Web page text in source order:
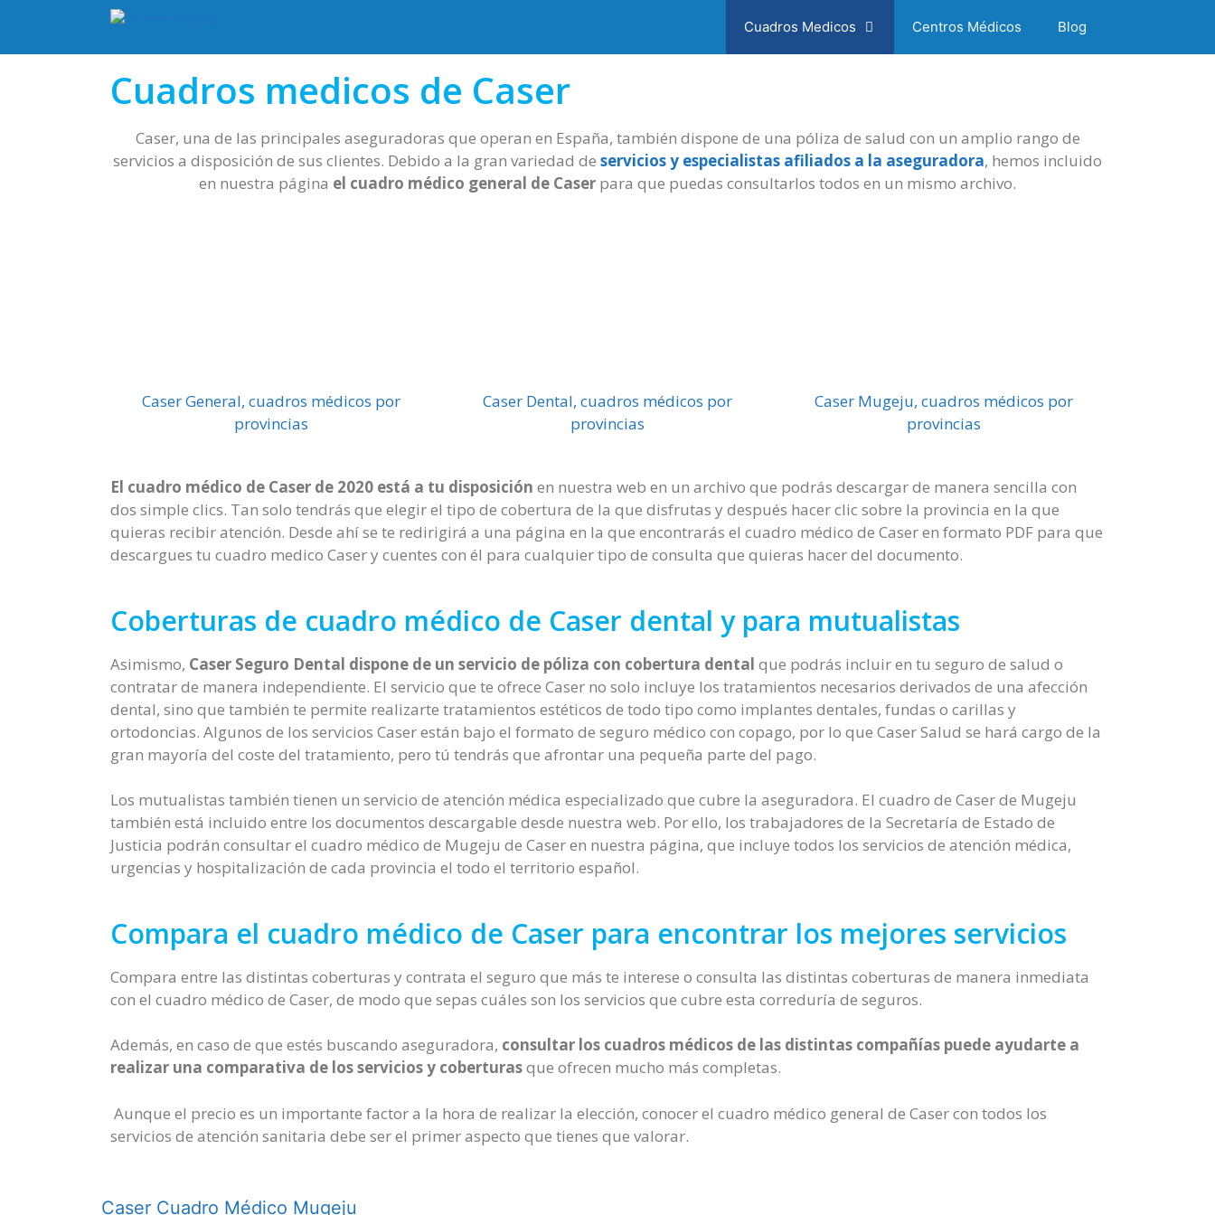
Cuadros Medicos Centros Médicos Blog
Cuadros medicos de Caser
Caser, una de las principales aseguradoras que operan en España, también dispone de una póliza de salud con un amplio rango de
servicios a disposición de sus clientes. Debido a la gran variedad de servicios y especialistas afiliados a la aseguradora, hemos incluido
en nuestra página el cuadro médico general de Caser para que puedas consultarlos todos en un mismo archivo.
Caser General, cuadros médicos por
provincias
Caser Dental, cuadros médicos por
provincias
Caser Mugeju, cuadros médicos por
provincias
El cuadro médico de Caser de 2020 está a tu disposición en nuestra web en un archivo que podrás descargar de manera sencilla con
dos simple clics. Tan solo tendrás que elegir el tipo de cobertura de la que disfrutas y después hacer clic sobre la provincia en la que
quieras recibir atención. Desde ahí se te redirigirá a una página en la que encontrarás el cuadro médico de Caser en formato PDF para que
descargues tu cuadro medico Caser y cuentes con él para cualquier tipo de consulta que quieras hacer del documento.
Coberturas de cuadro médico de Caser dental y para mutualistas
Asimismo, Caser Seguro Dental dispone de un servicio de póliza con cobertura dental que podrás incluir en tu seguro de salud o
contratar de manera independiente. El servicio que te ofrece Caser no solo incluye los tratamientos necesarios derivados de una afección
dental, sino que también te permite realizarte tratamientos estéticos de todo tipo como implantes dentales, fundas o carillas y
ortodoncias. Algunos de los servicios Caser están bajo el formato de seguro médico con copago, por lo que Caser Salud se hará cargo de la
gran mayoría del coste del tratamiento, pero tú tendrás que afrontar una pequeña parte del pago.
Los mutualistas también tienen un servicio de atención médica especializado que cubre la aseguradora. El cuadro de Caser de Mugeju
también está incluido entre los documentos descargable desde nuestra web. Por ello, los trabajadores de la Secretaría de Estado de
Justicia podrán consultar el cuadro médico de Mugeju de Caser en nuestra página, que incluye todos los servicios de atención médica,
urgencias y hospitalización de cada provincia el todo el territorio español.
Compara el cuadro médico de Caser para encontrar los mejores servicios
Compara entre las distintas coberturas y contrata el seguro que más te interese o consulta las distintas coberturas de manera inmediata
con el cuadro médico de Caser, de modo que sepas cuáles son los servicios que cubre esta correduría de seguros.
Además, en caso de que estés buscando aseguradora, consultar los cuadros médicos de las distintas compañías puede ayudarte a
realizar una comparativa de los servicios y coberturasque ofrecen mucho más completas.
Aunque el precio es un importante factor a la hora de realizar la elección, conocer el cuadro médico general de Caser con todos los
servicios de atención sanitaria debe ser el primer aspecto que tienes que valorar.
Caser Cuadro Médico Mugeju